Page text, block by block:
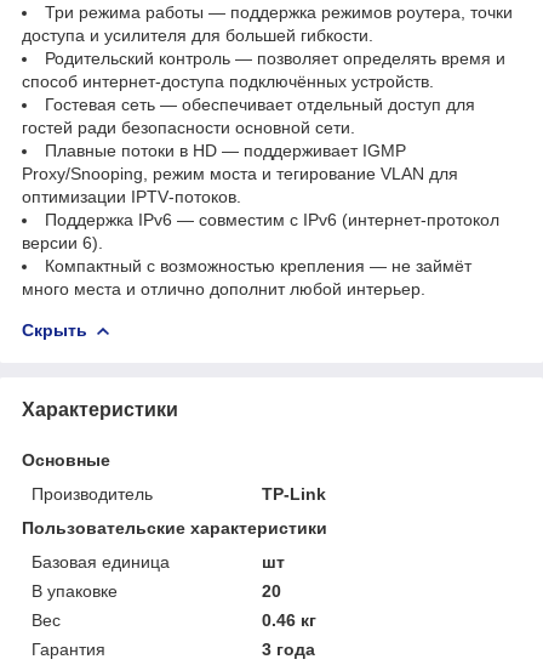
Три режима работы — поддержка режимов роутера, точки
доступа и усилителя для большей гибкости.
Родительский контроль — позволяет определять время и
способ интернет‑доступа подключённых устройств.
Гостевая сеть — обеспечивает отдельный доступ для
гостей ради безопасности основной сети.
Плавные потоки в HD — поддерживает IGMP
Proxy/Snooping, режим моста и тегирование VLAN для
оптимизации IPTV‑потоков.
Поддержка IPv6 — совместим с IPv6 (интернет-протокол
версии 6).
Компактный с возможностью крепления — не займёт
много места и отлично дополнит любой интерьер.
Скрыть
Характеристики
Основные
Производитель
TP-Link
Пользовательские характеристики
Базовая единица
шт
В упаковке
20
Вес
0.46 кг
Гарантия
3 года